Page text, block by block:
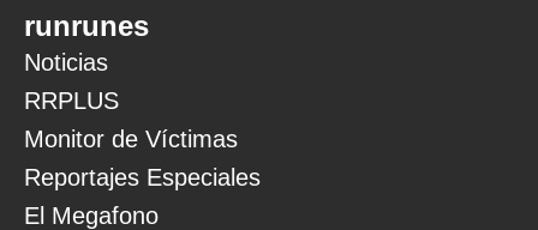
runrunes
Noticias
RRPLUS
Monitor de Víctimas
Reportajes Especiales
El Megafono